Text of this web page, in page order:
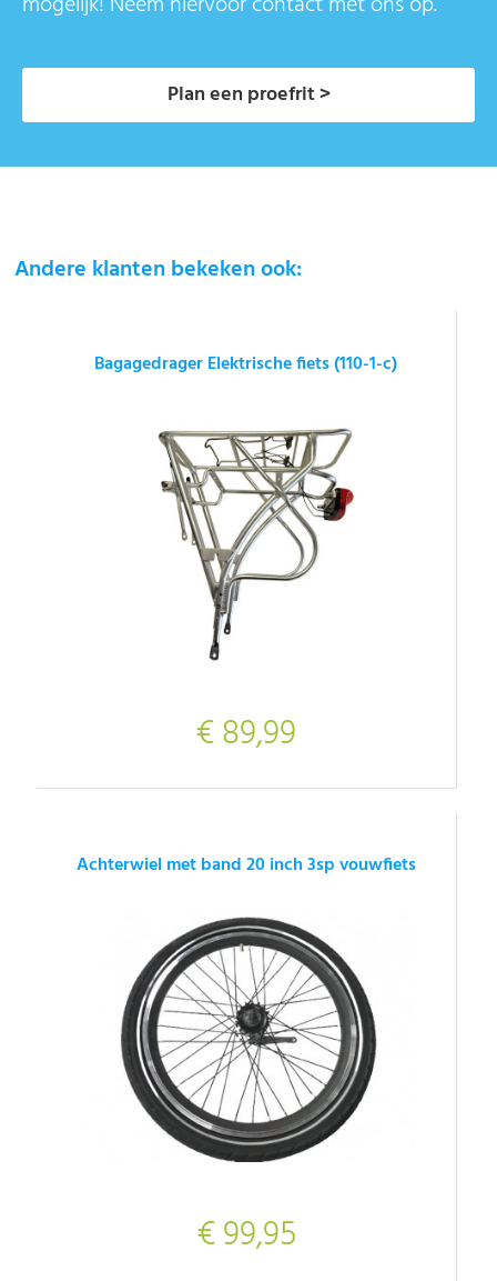
Plan een proefrit >
Andere klanten bekeken ook:
Bagagedrager Elektrische fiets (110-1-c)
€ 89,99
Achterwiel met band 20 inch 3sp vouwfiets
€ 99,95